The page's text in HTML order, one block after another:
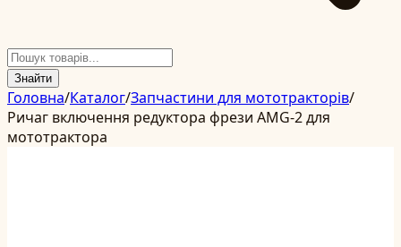
Знайти
Головна/Каталог/Запчастини для мототракторів/
Ричаг включення редуктора фрези AMG-2 для
мототрактора